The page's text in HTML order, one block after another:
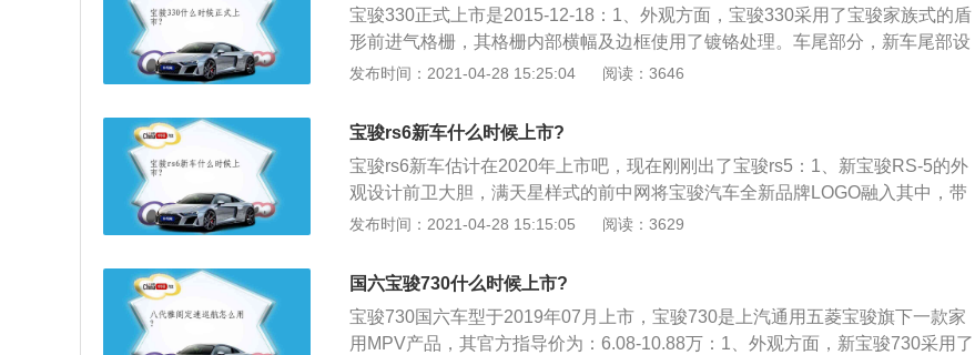
宝骏330正式上市是2015-12-18：1、外观方面，宝骏330采用了宝骏家族式的盾
形前进气格栅，其格栅内部横幅及边框使用了镀铬处理。车尾部分，新车尾部设
计较为简洁，两侧的尾灯组内部结构借鉴了宝骏730的设计。车身尺寸上，该车
上棕下米的双色配色，中控台装配有大尺寸显示屏，并且中控台各部分的功能分
区也较为清晰合理。配置方面，宝骏330装配了前排双安全气囊、倒车雷达、EP
S电动转向助力系统以及LED转向灯等；3、宝骏330搭载了一台1.5L自然吸气发
动机，最大输出功率109马力，峰值扭矩135牛·米。传动系统匹配5速手动变速
箱。据悉，该车油耗为6.3L\/100km。
发布时间：2021-04-28 15:25:04 阅读：3646
宝骏rs6新车什么时候上市?
宝骏rs6新车估计在2020年上市吧，现在刚刚出了宝骏rs5：1、新宝骏RS-5的外
观设计前卫大胆，满天星样式的前中网将宝骏汽车全新品牌LOGO融入其中，带
来了不错的精致感。分体式的前大灯是宝骏旗下SUV的家族式风格，部分配置车
感。尾灯同样采用了全LED光源，符合当下的潮流；3、内饰采用环抱式的设
计，双色的配色看上去会更显挡次。在用料方面，其加入了大面积的软性材质覆
盖；4、三辐式方向盘底部采用镂空设计，12.3英寸的仪表盘显示信息十分丰富，
发布时间：2021-04-28 15:15:05 阅读：3629
国六宝骏730什么时候上市?
宝骏730国六车型于2019年07月上市，宝骏730是上汽通用五菱宝骏旗下一款家
用MPV产品，其官方指导价为：6.08-10.88万：1、外观方面，新宝骏730采用了